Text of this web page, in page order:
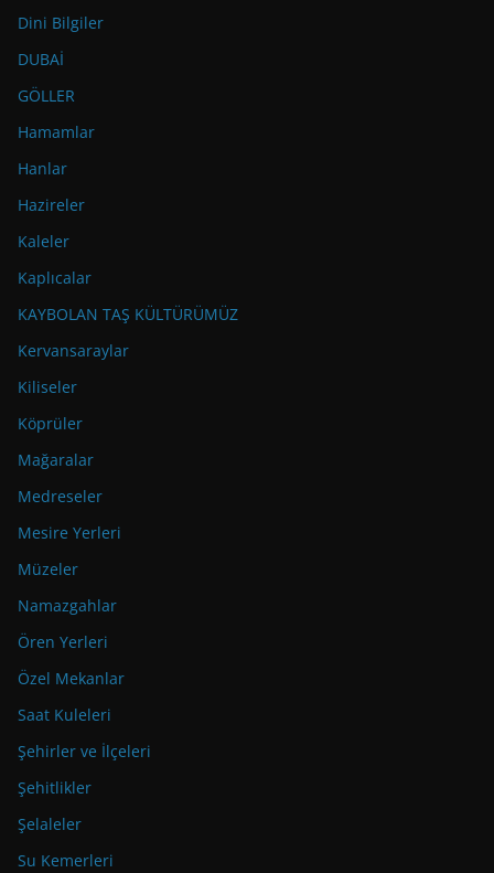
Dini Bilgiler
DUBAİ
GÖLLER
Hamamlar
Hanlar
Hazireler
Kaleler
Kaplıcalar
KAYBOLAN TAŞ KÜLTÜRÜMÜZ
Kervansaraylar
Kiliseler
Köprüler
Mağaralar
Medreseler
Mesire Yerleri
Müzeler
Namazgahlar
Ören Yerleri
Özel Mekanlar
Saat Kuleleri
Şehirler ve İlçeleri
Şehitlikler
Şelaleler
Su Kemerleri